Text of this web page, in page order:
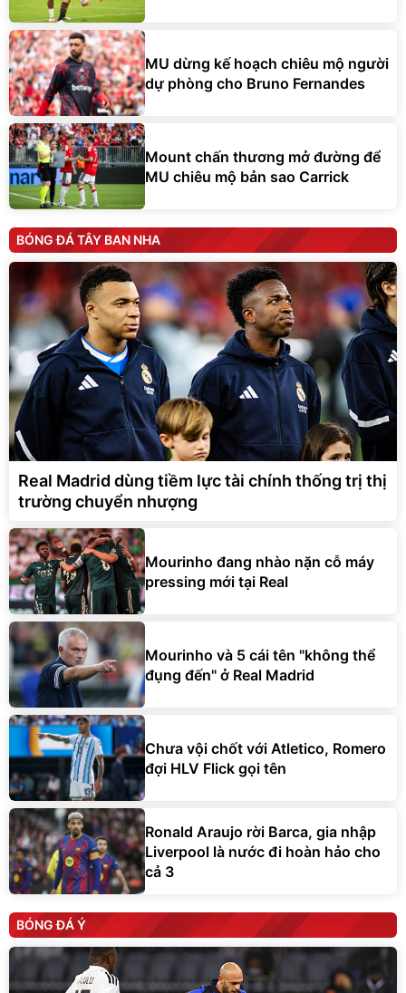
MU dừng kế hoạch chiêu mộ người
dự phòng cho Bruno Fernandes
Mount chấn thương mở đường để
MU chiêu mộ bản sao Carrick
BÓNG ĐÁ TÂY BAN NHA
Real Madrid dùng tiềm lực tài chính thống trị thị
trường chuyển nhượng
Mourinho đang nhào nặn cỗ máy
pressing mới tại Real
Mourinho và 5 cái tên "không thể
đụng đến" ở Real Madrid
Chưa vội chốt với Atletico, Romero
đợi HLV Flick gọi tên
Ronald Araujo rời Barca, gia nhập
Liverpool là nước đi hoàn hảo cho
cả 3
BÓNG ĐÁ Ý